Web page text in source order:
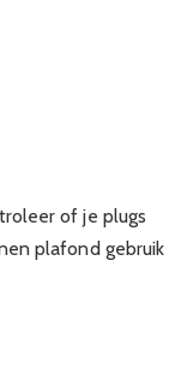
of je plugs
plafond gebruik